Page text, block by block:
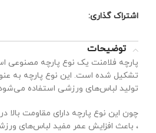
اشتراک گذاری:
توضیحات
پارچه فلامنت یک نوع پارچه مصنوعی
تشکیل شده است. این نوع پارچه به
تولید لباس‌های ورزشی استفاده
چون این نوع پارچه دارای مقاومت بالا
، باعث افزایش عمر مفید لباس‌های